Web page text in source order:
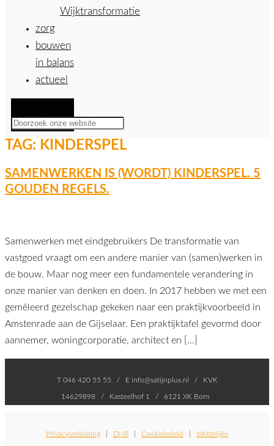
Wijktransformatie
zorg
bouwen
in balans
actueel
TAG: KINDERSPEL
SAMENWERKEN IS (WORDT) KINDERSPEL. 5
GOUDEN REGELS.
Samenwerken met eindgebruikers De transformatie van
vastgoed vraagt om een andere manier van (samen)werken in
de bouw. Maar nog meer een fundamentele verandering in
onze manier van denken en doen. In 2017 hebben we met een
gemêleerd gezelschap gekeken naar een praktijkvoorbeeld in
Amstenrade aan de Gijselaar. Een praktijktafel gevormd door
aannemer, woningcorporatie, architect en […]
T 046 420 55 55 / E info@satijnplus.nl / KVK
14629898 / Kasteelhof 1 / 6121 XK Born
Privacyverklaring DNR Cookiebeleid Wettelijke